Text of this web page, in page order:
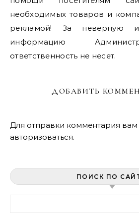
необходимых товаров и
рекламой! За неверную
информацию
ответственность не несет.
ДОБАВИТЬ
Для отправки комментария
авторизоваться.
ПОИСК ПО